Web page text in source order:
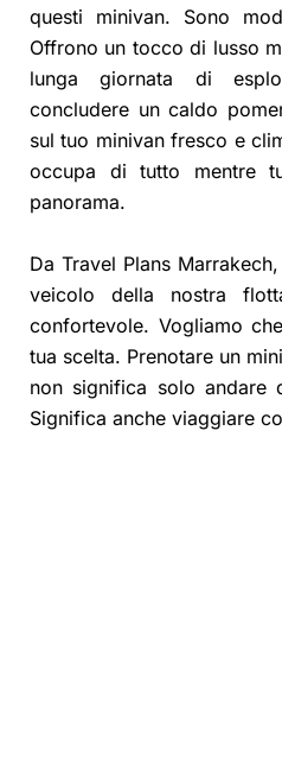
questi minivan. Sono
Offrono un tocco di lusso
lunga giornata di
concludere un caldo
sul tuo minivan fresco e
occupa di tutto
panorama.
Da Travel Plans
veicolo della nostra
confortevole. Vogliamo
tua scelta. Prenotare un
non significa solo andare
Significa anche viaggiare